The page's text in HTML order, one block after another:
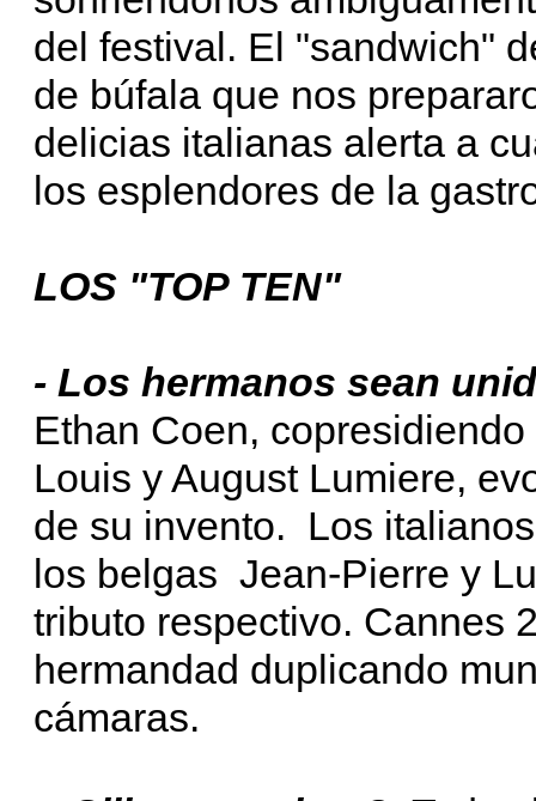
del festival. El "sandwich"
de búfala que nos
delicias italianas alerta a
los esplendores de la
LOS "TOP TEN"
- Los hermanos sean
Ethan Coen,
Louis y August Lumiere,
de su invento. Los
los belgas Jean-Pierre y
tributo respectivo. Cannes
hermandad duplicando
cámaras.